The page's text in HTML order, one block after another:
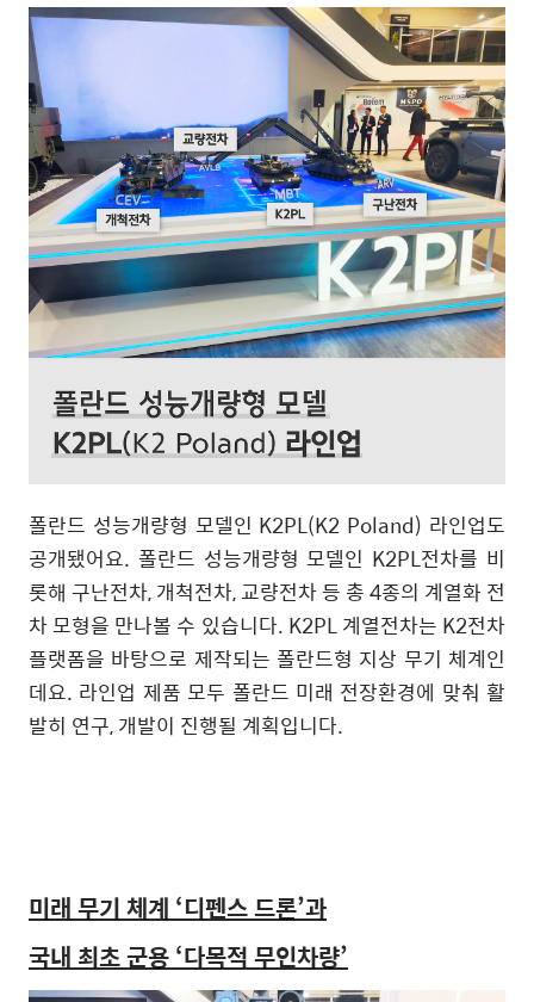
폴란드 성능개량형 모델인 K2PL(K2 Poland) 라인업도
공개됐어요. 폴란드 성능개량형 모델인 K2PL전차를 비
롯해 구난전차,개척전차,교량전차 등 총4종의 계열화 전
차 모형을 만나볼 수 있습니다. K2PL계열전차는 K2전차
플랫폼을 바탕으로 제작되는 폴란드형 지상 무기 체계인
데요. 라인업 제품 모두 폴란드 미래 전장환경에 맞춰 활
발히 연구,개발이 진행될 계획입니다.
미래 무기 체계 ‘디펜스 드론’과
국내 최초 군용‘다목적 무인차량’